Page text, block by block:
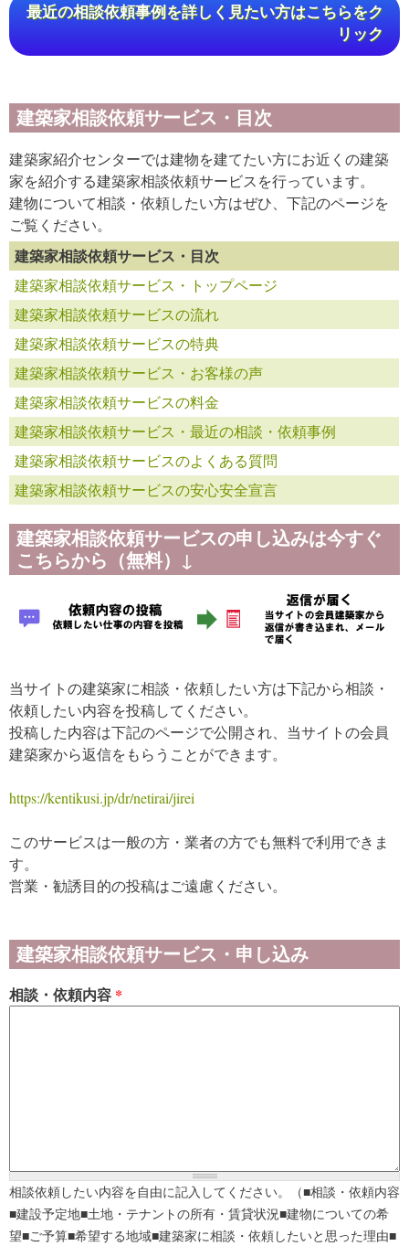
最近の相談依頼事例を詳しく見たい方はこちらをク
リック
建築家相談依頼サービス・目次
建築家紹介センターでは建物を建てたい方にお近くの建築
家を紹介する建築家相談依頼サービスを行っています。
建物について相談・依頼したい方はぜひ、下記のページを
ご覧ください。
建築家相談依頼サービス・目次
建築家相談依頼サービス・トップページ
建築家相談依頼サービスの流れ
建築家相談依頼サービスの特典
建築家相談依頼サービス・お客様の声
建築家相談依頼サービスの料金
建築家相談依頼サービス・最近の相談・依頼事例
建築家相談依頼サービスのよくある質問
建築家相談依頼サービスの安心安全宣言
建築家相談依頼サービスの申し込みは今すぐ
こちらから（無料）↓
当サイトの建築家に相談・依頼したい方は下記から相談・
依頼したい内容を投稿してください。
投稿した内容は下記のページで公開され、当サイトの会員
建築家から返信をもらうことができます。
https://kentikusi.jp/dr/netirai/jirei
このサービスは一般の方・業者の方でも無料で利用できま
す。
営業・勧誘目的の投稿はご遠慮ください。
建築家相談依頼サービス・申し込み
相談・依頼内容 *
相談依頼したい内容を自由に記入してください。（■相談・依頼内容
■建設予定地■土地・テナントの所有・賃貸状況■建物についての希
望■ご予算■希望する地域■建築家に相談・依頼したいと思った理由■